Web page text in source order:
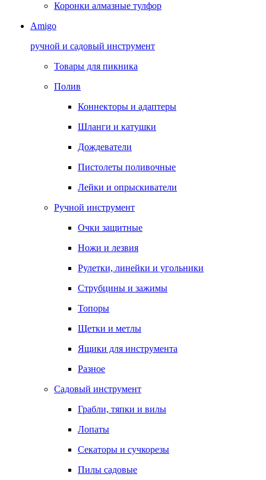
Коронки алмазные тулфор
Amigo
ручной и садовый инструмент
Товары для пикника
Полив
Коннекторы и адаптеры
Шланги и катушки
Дождеватели
Пистолеты поливочные
Лейки и опрыскиватели
Ручной инструмент
Очки защитные
Ножи и лезвия
Рулетки, линейки и угольники
Струбцины и зажимы
Топоры
Щетки и метлы
Ящики для инструмента
Разное
Садовый инструмент
Грабли, тяпки и вилы
Лопаты
Секаторы и сучкорезы
Пилы садовые